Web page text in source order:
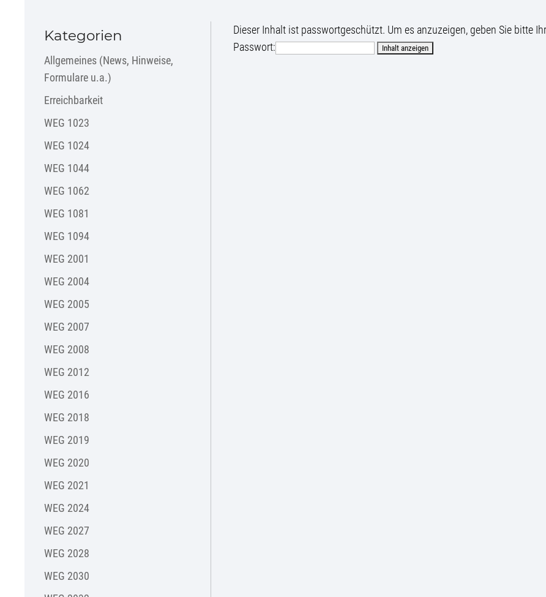
Kategorien
Allgemeines (News, Hinweise,
Formulare u.a.)
Erreichbarkeit
WEG 1023
WEG 1024
WEG 1044
WEG 1062
WEG 1081
WEG 1094
WEG 2001
WEG 2004
WEG 2005
WEG 2007
WEG 2008
WEG 2012
WEG 2016
WEG 2018
WEG 2019
WEG 2020
WEG 2021
WEG 2024
WEG 2027
WEG 2028
WEG 2030
Dieser Inhalt ist passwortgeschützt. Um es anzuzeigen, geben Sie bitte
Passwort: